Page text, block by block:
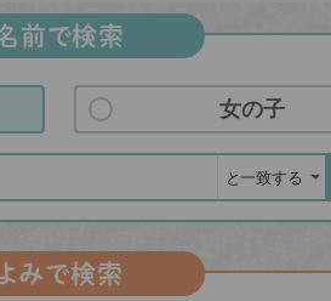
前で検索
女の子
みで検索